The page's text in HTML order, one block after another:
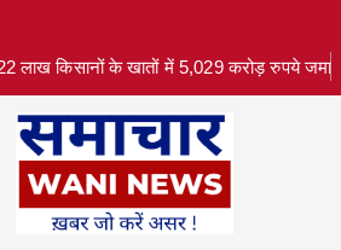
लाख किसानों के खातों में 5,029 करोड़ रुपये जमा